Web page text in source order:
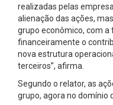
realizadas pelas
alienação das ações,
grupo econômico, com a
financeiramente o
nova estrutura
terceiros”, afirma.
Segundo o relator, as
grupo, agora no domínio